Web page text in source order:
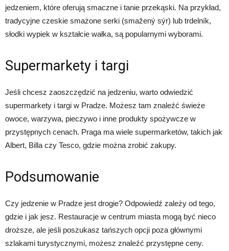
jedzeniem, które oferują smaczne i tanie przekąski. Na przykład,
tradycyjne czeskie smażone serki (smažený sýr) lub trdelník,
słodki wypiek w kształcie wałka, są popularnymi wyborami.
Supermarkety i targi
Jeśli chcesz zaoszczędzić na jedzeniu, warto odwiedzić
supermarkety i targi w Pradze. Możesz tam znaleźć świeże
owoce, warzywa, pieczywo i inne produkty spożywcze w
przystępnych cenach. Praga ma wiele supermarketów, takich jak
Albert, Billa czy Tesco, gdzie można zrobić zakupy.
Podsumowanie
Czy jedzenie w Pradze jest drogie? Odpowiedź zależy od tego,
gdzie i jak jesz. Restauracje w centrum miasta mogą być nieco
droższe, ale jeśli poszukasz tańszych opcji poza głównymi
szlakami turystycznymi, możesz znaleźć przystępne ceny.